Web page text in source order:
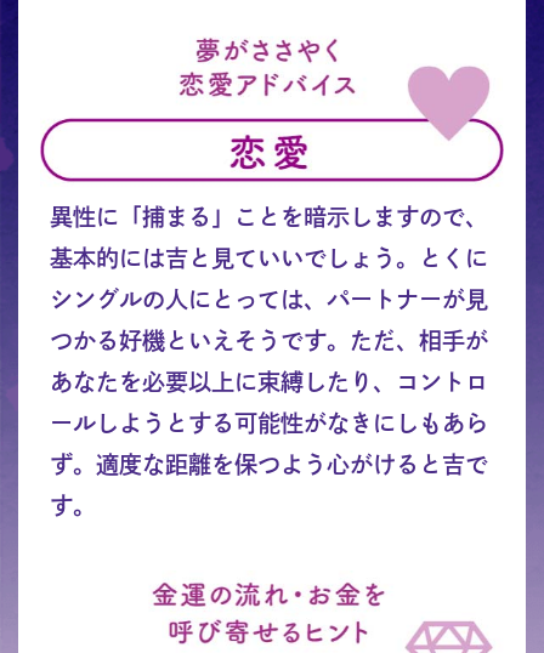
異性に「捕まる」ことを暗示しますので、
基本的には吉と見ていいでしょう。とくに
シングルの人にとっては、パートナーが見
つかる好機といえそうです。ただ、相手が
あなたを必要以上に束縛したり、コントロ
ールしようとする可能性がなきにしもあら
ず。適度な距離を保つよう心がけると吉で
す。